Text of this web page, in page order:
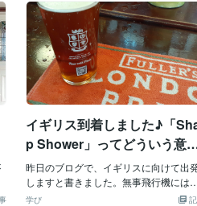
も、トリック・オア・トリートが広ま
てきてますよね。さて、trick-or-treatに
は、続きがあるのをご存じですか？当
事では、ほとんどの日本人が知らない、
ick-or-treatの続きの言い回しについてご
紹介します！語呂がよく、リズミカル
フレーズなので、ぜひマネして口に出
てみてくださいね♪トリック・オア・ト
リートとはさて、このよく耳にする
or-treatって、どういう意味でしょうか？
◆ trick = イタズラ・だますこと◆ treat
ご褒美・お菓子イタズラが良いか、ご
美が良いか？というニュアンスです。
れがくだけて「お菓子をくれなきゃ、
イギリス到着しました♪「
p Shower」ってどういう意
味？
昨日のブログで、イギリスに向けて出
しますと書きました。無事飛行機には
れまして、今はイギリスからこれを執
学び